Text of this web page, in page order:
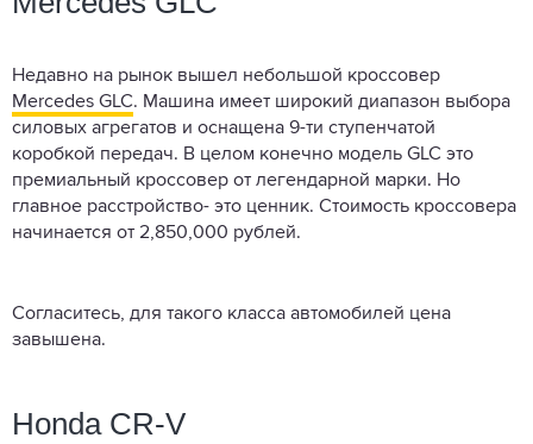
Недавно на рынок вышел небольшой кроссовер
Mercedes GLC. Машина имеет широкий диапазон выбора
силовых агрегатов и оснащена 9-ти ступенчатой
коробкой передач. В целом конечно модель GLC это
премиальный кроссовер от легендарной марки. Но
главное расстройство- это ценник. Стоимость кроссовера
начинается от 2,850,000 рублей.
Согласитесь, для такого класса автомобилей цена
завышена.
Honda CR-V